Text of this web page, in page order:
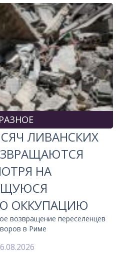
РАЗНОЕ
ЛИВАНСКИХ
НА
ОККУПАЦИЮ
возвращение переселенцев
в Риме